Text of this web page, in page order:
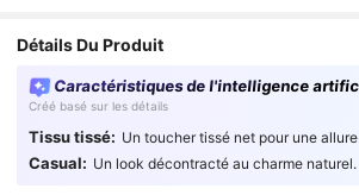
Détails Du Produit
Caractéristiques de l'intelligence
Créé basé sur les détails
Tissu tissé: Un toucher tissé net pour une
Casual: Un look décontracté au charme naturel.